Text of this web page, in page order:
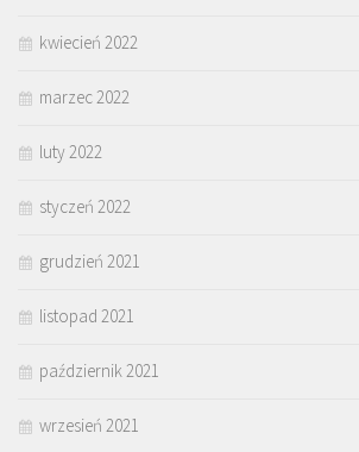
kwiecień 2022
marzec 2022
luty 2022
styczeń 2022
grudzień 2021
listopad 2021
październik 2021
wrzesień 2021